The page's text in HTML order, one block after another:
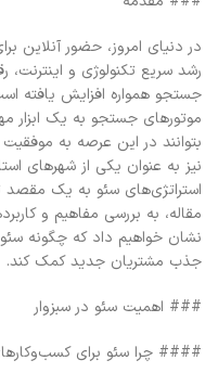
در دنیای امروز، حضور
رشد سریع تکنولوژی و
جستجو همواره افزایش یافته
موتورهای جستجو به یک ابزار
بتوانند در این عرصه به
نیز به عنوان یکی از شهرهای
استراتژی‌های سئو به یک مقصد
مقاله، به بررسی مفاهیم و
نشان خواهیم داد که چگونه
جذب مشتریان جدید کمک کند.
### اهمیت سئو در سبزوار
#### چرا سئو برای